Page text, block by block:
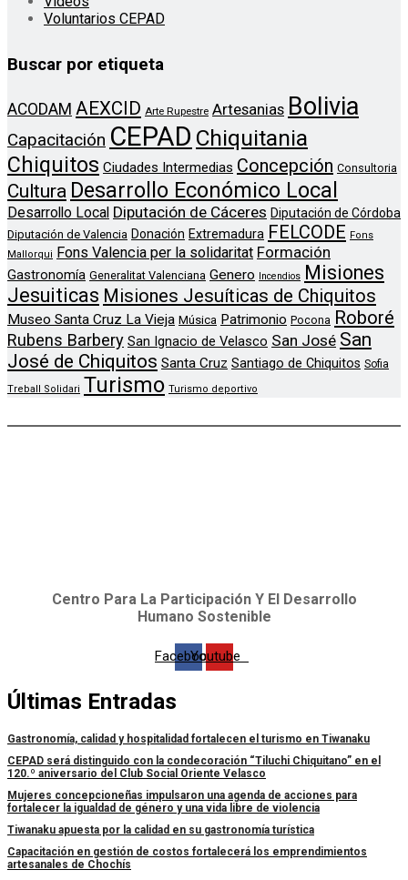
Voluntarios CEPAD
Buscar por etiqueta
ACODAM AEXCID Arte Rupestre Artesanias Bolivia
Capacitación CEPAD Chiquitania
Chiquitos Ciudades Intermedias Concepción Consultoria
Cultura Desarrollo Económico Local
Desarrollo Local Diputación de Cáceres Diputación de Córdoba
Diputación de Valencia Donación Extremadura FELCODE Fons
Mallorqui Fons Valencia per la solidaritat Formación
Gastronomía Generalitat Valenciana Genero Incendios Misiones
Jesuiticas Misiones Jesuíticas de Chiquitos
Museo Santa Cruz La Vieja Música Patrimonio Pocona Roboré
Rubens Barbery San Ignacio de Velasco San José San
José de Chiquitos Santa Cruz Santiago de Chiquitos Sofia
Treball Solidari Turismo Turismo deportivo
Centro Para La Participación Y El Desarrollo
Humano Sostenible
FacebookYoutube
Últimas Entradas
Gastronomía, calidad y hospitalidad fortalecen el turismo en Tiwanaku
CEPAD será distinguido con la condecoración “Tiluchi Chiquitano” en el
120.º aniversario del Club Social Oriente Velasco
Mujeres concepcioneñas impulsaron una agenda de acciones para
fortalecer la igualdad de género y una vida libre de violencia
Tiwanaku apuesta por la calidad en su gastronomía turística
Capacitación en gestión de costos fortalecerá los emprendimientos
artesanales de Chochís